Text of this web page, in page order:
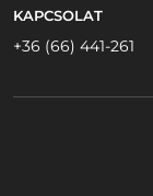
KAPCSOLAT
+36 (66) 441-261